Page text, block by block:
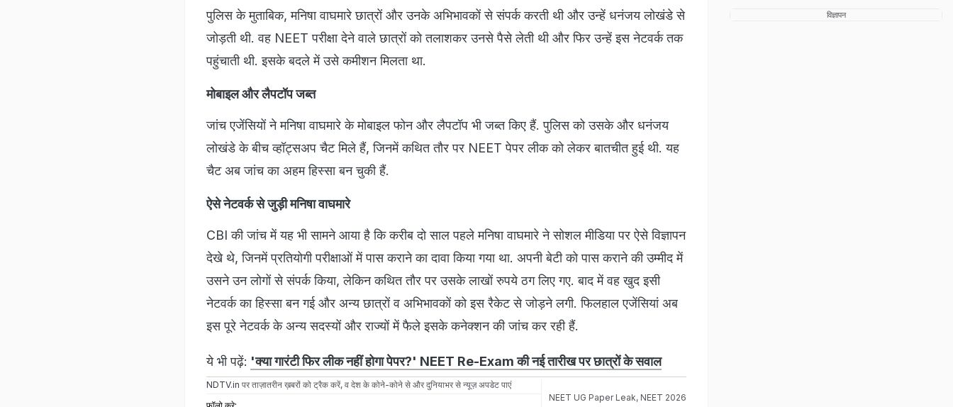
पुलिस के मुताबिक, मनिषा वाघमारे छात्रों और उनके अभिभावकों से संपर्क करती थी और उन्हें धनंजय लोखंडे से
जोड़ती थी. वह NEET परीक्षा देने वाले छात्रों को तलाशकर उनसे पैसे लेती थी और फिर उन्हें इस नेटवर्क तक
पहुंचाती थी. इसके बदले में उसे कमीशन मिलता था.
मोबाइल और लैपटॉप जब्त
जांच एजेंसियों ने मनिषा वाघमारे के मोबाइल फोन और लैपटॉप भी जब्त किए हैं. पुलिस को उसके और धनंजय
लोखंडे के बीच व्हॉट्सअप चैट मिले हैं, जिनमें कथित तौर पर NEET पेपर लीक को लेकर बातचीत हुई थी. यह
चैट अब जांच का अहम हिस्सा बन चुकी हैं.
ऐसे नेटवर्क से जुड़ी मनिषा वाघमारे
CBI की जांच में यह भी सामने आया है कि करीब दो साल पहले मनिषा वाघमारे ने सोशल मीडिया पर ऐसे विज्ञापन
देखे थे, जिनमें प्रतियोगी परीक्षाओं में पास कराने का दावा किया गया था. अपनी बेटी को पास कराने की उम्मीद में
उसने उन लोगों से संपर्क किया, लेकिन कथित तौर पर उसके लाखों रुपये ठग लिए गए. बाद में वह खुद इसी
नेटवर्क का हिस्सा बन गई और अन्य छात्रों व अभिभावकों को इस रैकेट से जोड़ने लगी. फिलहाल एजेंसियां अब
इस पूरे नेटवर्क के अन्य सदस्यों और राज्यों में फैले इसके कनेक्शन की जांच कर रही हैं.
ये भी पढ़ें: 'क्या गारंटी फिर लीक नहीं होगा पेपर?' NEET Re-Exam की नई तारीख पर छात्रों के सवाल
NDTV.in पर ताज़ातरीन ख़बरों को ट्रैक करें, व देश के कोने-कोने से और दुनियाभर से न्यूज़ अपडेट पाएं
NEET UG Paper Leak, NEET 2026
विज्ञापन